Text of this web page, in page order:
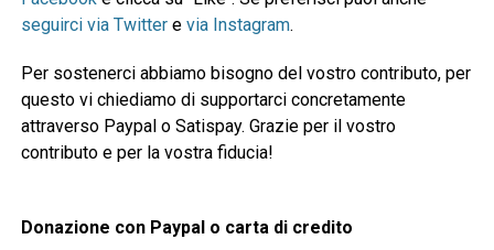
seguirci via Twittere via Instagram.
Per sostenerci abbiamo bisogno del vostro contributo, per
questo vi chiediamo di supportarci concretamente
attraverso Paypal o Satispay. Grazie per il vostro
contributo e per la vostra fiducia!
Donazione con Paypal o carta di credito